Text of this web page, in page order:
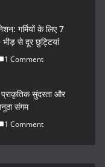
गर्मियों के लिए 7
से दूर छुट्टियां
1 Comment
प्राकृतिक सुंदरता और
संगम
1 Comment